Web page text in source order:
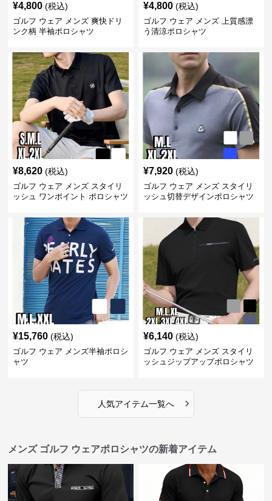
¥4,800 (税込)
ゴルフ ウェア メンズ 爽快ドリ
ンク柄 半袖ポロシャツ
¥4,800 (税込)
ゴルフ ウェア メンズ 上質感漂
う清涼ポロシャツ
¥8,620 (税込)
ゴルフ ウェア メンズ スタイリ
ッシュ ワンポイント ポロシャツ
¥7,920 (税込)
ゴルフ ウェア メンズ スタイリ
ッシュ切替デザインポロシャツ
¥15,760 (税込)
ゴルフ ウェア メンズ半袖ポロシ
ャツ
¥6,140 (税込)
ゴルフ ウェア メンズ スタイリ
ッシュジップアップポロシャツ
人気アイテム一覧へ ›
メンズ ゴルフ ウェアポロシャツの新着アイテム